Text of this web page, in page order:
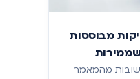
של קליק: 9 טכניקות מבוססות
מהמאמר